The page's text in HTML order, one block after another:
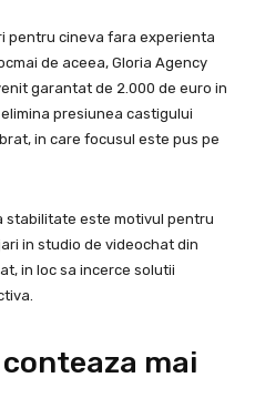
pentru cineva fara experienta
de aceea, Gloria Agency
garantat de 2.000 de euro in
presiunea castigului
in care focusul este pus pe
stabilitate este motivul pentru
in studio de videochat din
in loc sa incerce solutii
mai